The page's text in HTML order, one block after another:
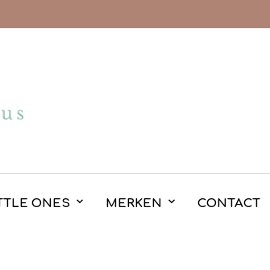
ONES MERKEN CONTACT